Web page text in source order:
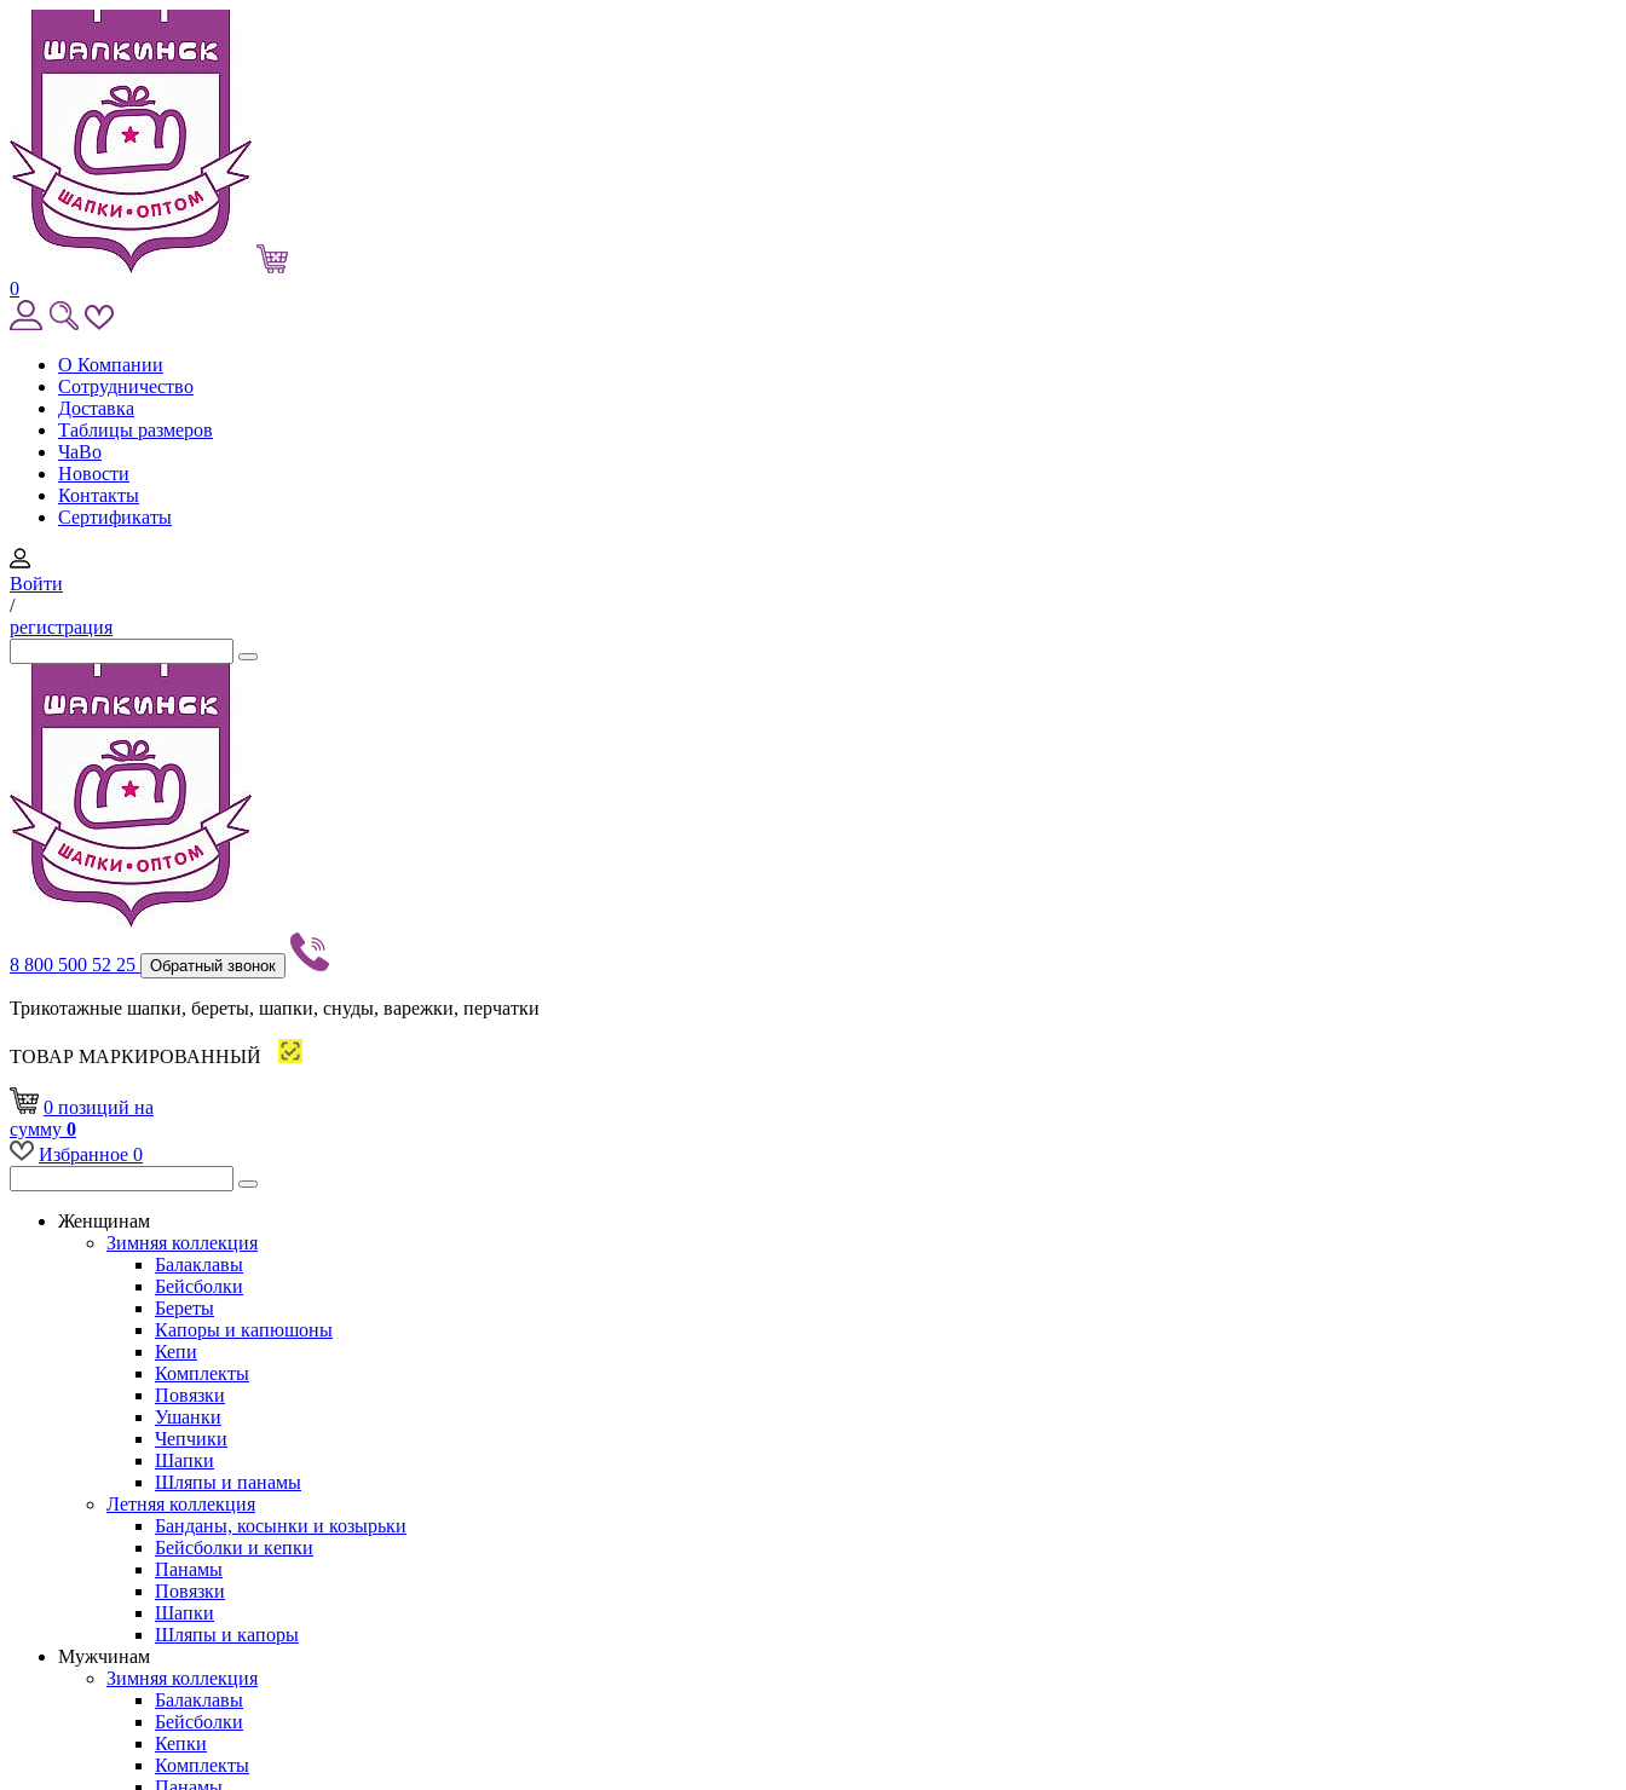
0
О Компании
Сотрудничество
Доставка
Таблицы размеров
ЧаВо
Новости
Контакты
Сертификаты
Войти
/
регистрация
8 800 500 52 25 Обратный звонок
Трикотажные шапки, береты, шапки, снуды, варежки, перчатки
ТОВАР МАРКИРОВАННЫЙ
0 позиций на
сумму 0
Избранное 0
Женщинам
Зимняя коллекция
Балаклавы
Бейсболки
Береты
Капоры и капюшоны
Кепи
Комплекты
Повязки
Ушанки
Чепчики
Шапки
Шляпы и панамы
Летняя коллекция
Банданы, косынки и козырьки
Бейсболки и кепки
Панамы
Повязки
Шапки
Шляпы и капоры
Мужчинам
Зимняя коллекция
Балаклавы
Бейсболки
Кепки
Комплекты